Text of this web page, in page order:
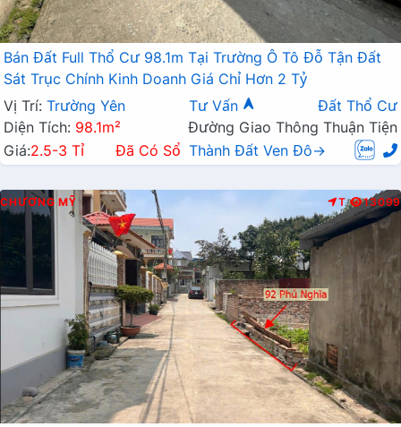
Bán Đất Full Thổ Cư 98.1m Tại Trường Ô Tô Đỗ Tận Đất
Sát Trục Chính Kinh Doanh Giá Chỉ Hơn 2 Tỷ
Vị Trí: Trường Yên Tư Vấn
Đất Thổ Cư
Diện Tích: 98.1m²
Đường Giao Thông Thuận Tiện
Giá:2.5-3 Tỉ Đã Có Sổ Thành Đất Ven Đô→
CHƯƠNG MỸ T 13099